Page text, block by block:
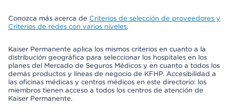
Conozca más acerca de Criterios de selección de proveedores y
Criterios de redes con varios niveles.
Kaiser Permanente aplica los mismos criterios en cuanto a la
distribución geográfica para seleccionar los hospitales en los
planes del Mercado de Seguros Médicos y en cuanto a todos los
demás productos y líneas de negocio de KFHP. Accesibilidad a
las oficinas médicas y centros médicos en este directorio: los
miembros tienen acceso a todos los centros de atención de
Kaiser Permanente.